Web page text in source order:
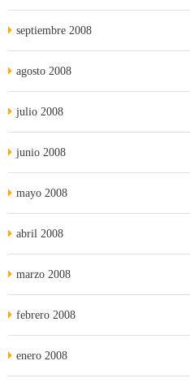
septiembre 2008
agosto 2008
julio 2008
junio 2008
mayo 2008
abril 2008
marzo 2008
febrero 2008
enero 2008